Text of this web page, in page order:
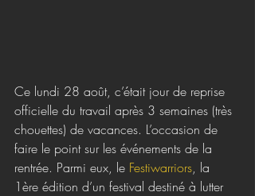
Ce lundi 28 août, c’était jour de reprise
officielle du travail après 3 semaines (très
chouettes) de vacances. L’occasion de
faire le point sur les événements de la
rentrée. Parmi eux, le Festiwarriors, la
1ère édition d’un festival destiné à lutter